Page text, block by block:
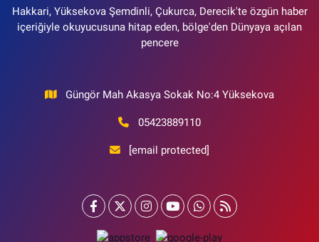
Hakkari, Yüksekova Şemdinli, Çukurca, Derecik'te özgün haber
içeriğiyle okuyucusuna hitap eden, bölge'den Dünyaya açılan
pencere
Güngör Mah Akasya Sokak No:4 Yüksekova
05423889110
[email protected]